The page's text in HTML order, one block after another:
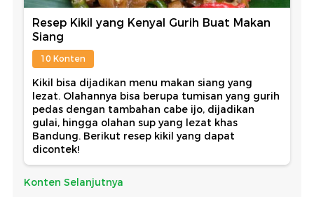
Resep Kikil yang Kenyal Gurih Buat Makan
Siang
10 Konten
Kikil bisa dijadikan menu makan siang yang
lezat. Olahannya bisa berupa tumisan yang gurih
pedas dengan tambahan cabe ijo, dijadikan
gulai, hingga olahan sup yang lezat khas
Bandung. Berikut resep kikil yang dapat
dicontek!
Konten Selanjutnya